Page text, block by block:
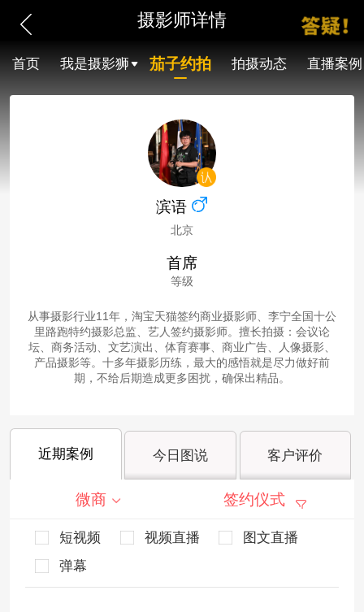
摄影师详情
首页 我是摄影狮 茄子约拍 拍摄动态 直播案例
滨语
北京
首席
等级
从事摄影行业11年，淘宝天猫签约商业摄影师、李宁全国十公
里路跑特约摄影总监、艺人签约摄影师。擅长拍摄：会议论
坛、商务活动、文艺演出、体育赛事、商业广告、人像摄影、
产品摄影等。十多年摄影历练，最大的感悟就是尽力做好前
期，不给后期造成更多困扰，确保出精品。
近期案例 今日图说 客户评价
微商 签约仪式
短视频 视频直播
图文直播
弹幕